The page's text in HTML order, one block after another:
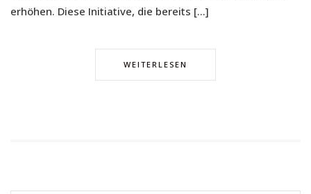
erhöhen. Diese Initiative, die bereits […]
WEITERLESEN